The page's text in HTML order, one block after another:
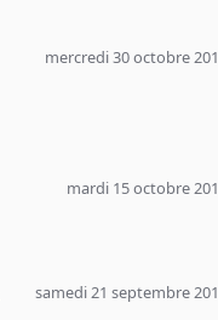
mercredi 30 octobre
mardi 15 octobre
samedi 21 septembre